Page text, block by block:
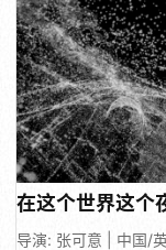
在这个世界这个
导演: 张可意 | 中国/